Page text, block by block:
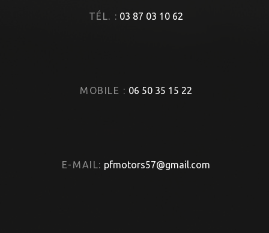
TÉL. : 03 87 03 10 62
MOBILE : 06 50 35 15 22
E-MAIL: pfmotors57@gmail.com